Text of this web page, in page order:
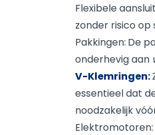
Flexibele
zonder risico op
Pakkingen: De
onderhevig aan
V-Klemringen:
essentieel dat
noodzakelijk
Elektromotoren: